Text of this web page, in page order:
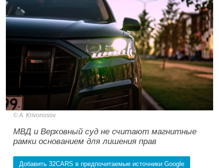
A. Krivonosov
МВД и Верховный суд не считают магнитные
рамки основанием для лишения прав
Добавить 32CARS в предпочитаемые источники Google